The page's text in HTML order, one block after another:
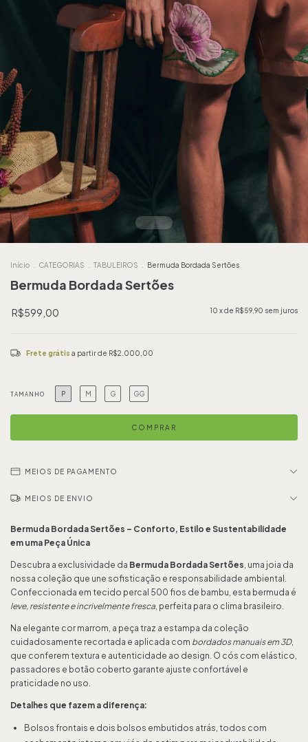
Início CATEGORIAS TABULEIROS Bermuda Bordada Sertões
Bermuda Bordada Sertões
R$599,00 10 x de R$59,90 sem juros
Frete grátis a partir de R$2.000,00
TAMANHO P M G GG
MEIOS DE PAGAMENTO
MEIOS DE ENVIO
Bermuda Bordada Sertões – Conforto, Estilo e Sustentabilidade
em uma Peça Única
Descubra a exclusividade da Bermuda Bordada Sertões, uma joia da
nossa coleção que une sofisticação e responsabilidade ambiental.
Confeccionada em tecido percal 500 fios de bambu, esta bermuda é
leve, resistente e incrivelmente fresca, perfeita para o clima brasileiro.
Na elegante cor marrom, a peça traz a estampa da coleção
cuidadosamente recortada e aplicada com bordados manuais em 3D,
que conferem textura e autenticidade ao design. O cós com elástico,
passadores e botão coberto garante ajuste confortável e
praticidade no uso.
Detalhes que fazem a diferença:
Bolsos frontais e dois bolsos embutidos atrás, todos com